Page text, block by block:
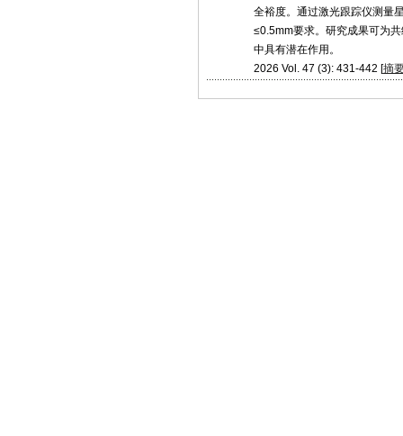
全裕度。通过激光跟踪仪测量
≤0.5mm要求。研究成果可为
中具有潜在作用。
2026 Vol. 47 (3): 431-442 [摘